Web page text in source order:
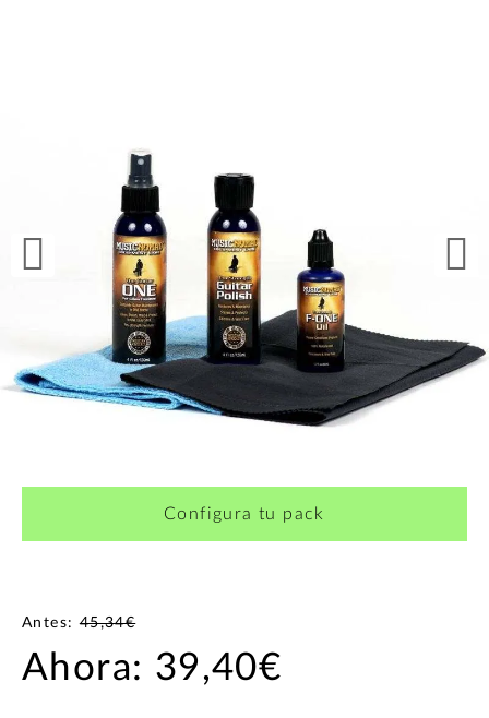
Configura tu pack
Antes:45,34€
Ahora: 39,40€